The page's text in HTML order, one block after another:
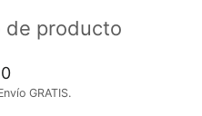
de producto
GRATIS.